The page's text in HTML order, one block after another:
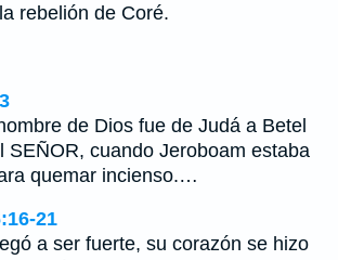
rebelión de Coré.
de Dios fue de Judá a Betel
SEÑOR, cuando Jeroboam estaba
quemar incienso.…
21
a ser fuerte, su corazón se hizo